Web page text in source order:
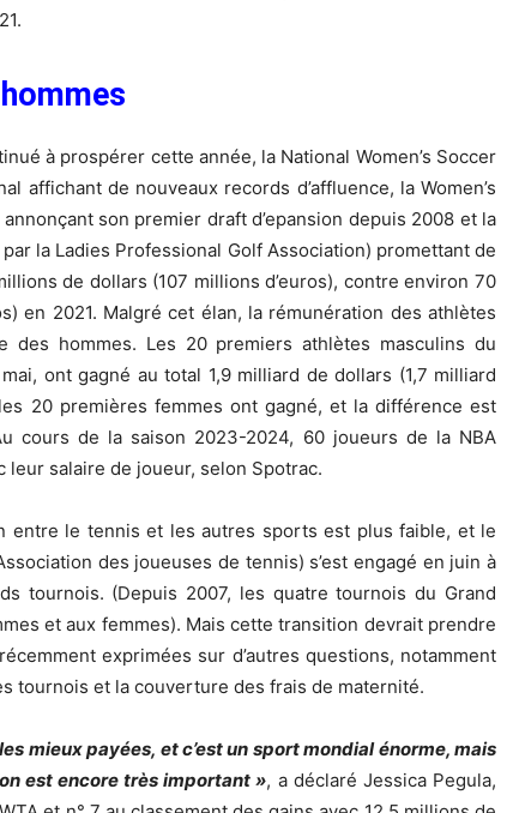
à prospérer cette année, la National Women’s Soccer
affichant de nouveaux records d’affluence, la Women’s
son premier draft d’epansion depuis 2008 et la
la Ladies Professional Golf Association) promettant de
de dollars (107 millions d’euros), contre environ 70
en 2021. Malgré cet élan, la rémunération des athlètes
hommes. Les 20 premiers athlètes masculins du
ont gagné au total 1,9 milliard de dollars (1,7 milliard
20 premières femmes ont gagné, et la différence est
cours de la saison 2023-2024, 60 joueurs de la NBA
leur salaire de joueur, selon Spotrac.
entre le tennis et les autres sports est plus faible, et le
des joueuses de tennis) s’est engagé en juin à
tournois. (Depuis 2007, les quatre tournois du Grand
et aux femmes). Mais cette transition devrait prendre
exprimées sur d’autres questions, notamment
tournois et la couverture des frais de maternité.
mieux payées, et c’est un sport mondial énorme, mais
est encore très important », a déclaré Jessica Pegula,